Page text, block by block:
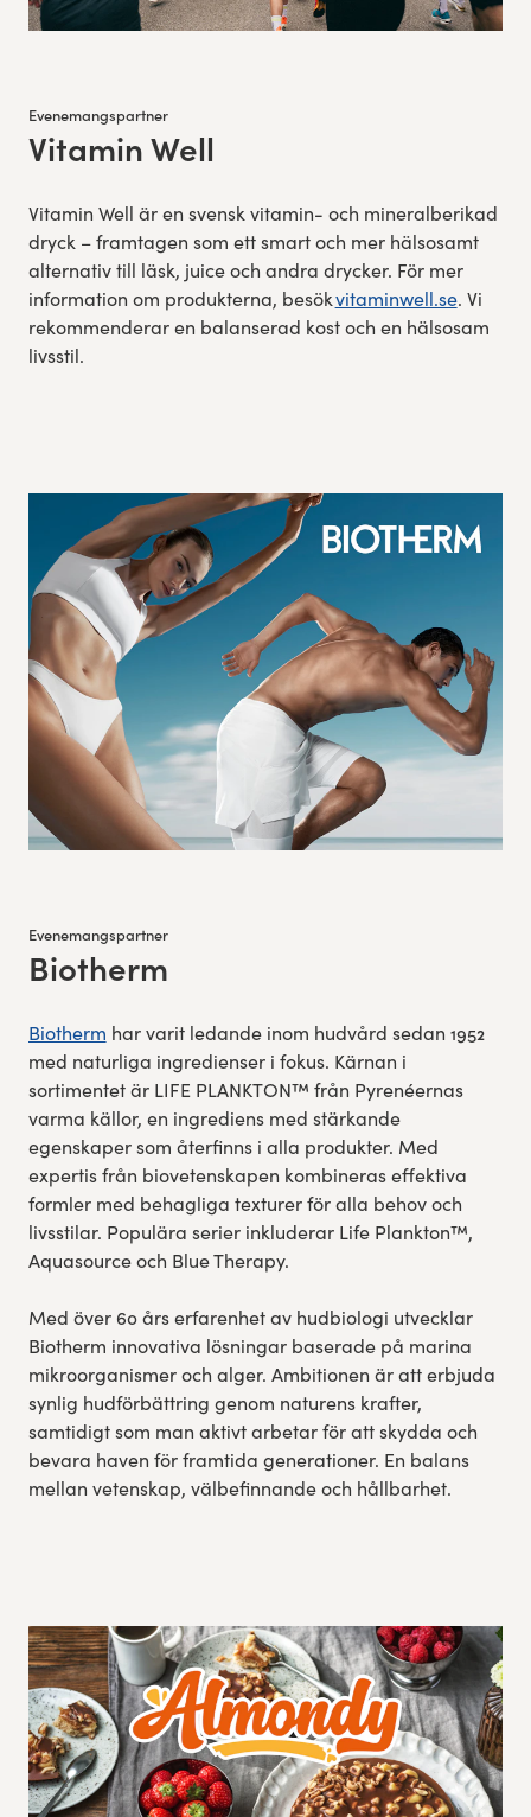
Evenemangspartner
:Vitamin Well
Vitamin Well är en svensk vitamin- och mineralberikad
dryck – framtagen som ett smart och mer hälsosamt
alternativ till läsk, juice och andra drycker. För mer
information om produkterna, besökvitaminwell.se. Vi
rekommenderar en balanserad kost och en hälsosam
livsstil.
Evenemangspartner
:Biotherm
Biotherm har varit ledande inom hudvård sedan 1952
med naturliga ingredienser i fokus. Kärnan i
sortimentet är LIFE PLANKTON™ från Pyrenéernas
varma källor, en ingrediens med stärkande
egenskaper som återfinns i alla produkter. Med
expertis från biovetenskapen kombineras effektiva
formler med behagliga texturer för alla behov och
livsstilar. Populära serier inkluderar Life Plankton™,
Aquasource och Blue Therapy.
Med över 60 års erfarenhet av hudbiologi utvecklar
Biotherm innovativa lösningar baserade på marina
mikroorganismer och alger. Ambitionen är att erbjuda
synlig hudförbättring genom naturens krafter,
samtidigt som man aktivt arbetar för att skydda och
bevara haven för framtida generationer. En balans
mellan vetenskap, välbefinnande och hållbarhet.